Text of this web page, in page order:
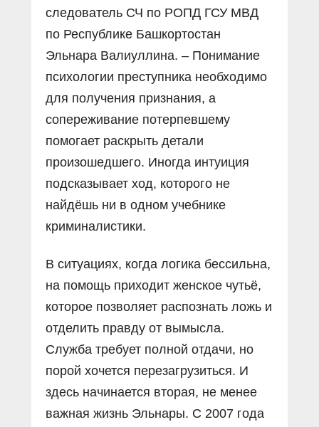
следователь СЧ по РОПД ГСУ МВД
по Республике Башкортостан
Эльнара Валиуллина. – Понимание
психологии преступника необходимо
для получения признания, а
сопереживание потерпевшему
помогает раскрыть детали
произошедшего. Иногда интуиция
подсказывает ход, которого не
найдёшь ни в одном учебнике
криминалистики.
В ситуациях, когда логика бессильна,
на помощь приходит женское чутьё,
которое позволяет распознать ложь и
отделить правду от вымысла.
Служба требует полной отдачи, но
порой хочется перезагрузиться. И
здесь начинается вторая, не менее
важная жизнь Эльнары. С 2007 года